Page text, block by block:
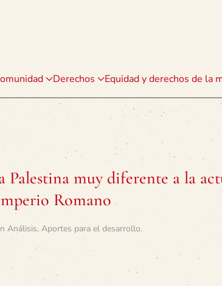
Derechos Equidad y derechos de la
Palestina muy diferente a la
Romano
Análisis, Aportes para el desarrollo.